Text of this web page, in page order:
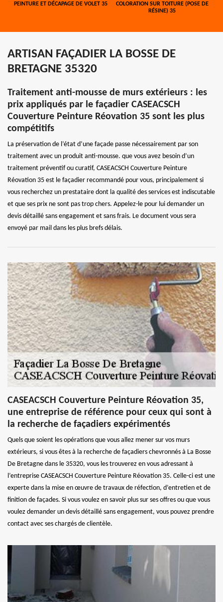
PEINTURE ET DÉCAPAGE DE VOLET 35
COLORATION SUR TOITURE (POSE DE
RÉSINE) 35
ARTISAN FAÇADIER LA BOSSE DE
BRETAGNE 35320
Traitement anti-mousse de murs extérieurs : les
prix appliqués par le façadier CASEACSCH
Couverture Peinture Réovation 35 sont les plus
compétitifs
La préservation de l’état d’une façade passe nécessairement par son
traitement avec un produit anti-mousse. que vous avez besoin d’un
traitement préventif ou curatif, CASEACSCH Couverture Peinture
Réovation 35 est le façadier recommandé pour vous, principalement si
vous recherchez un prestataire dont la qualité des services est indiscutable
et que ses prix ne sont pas trop chers. Appelez-le pour lui demander un
devis détaillé sans engagement et sans frais. Le document vous sera
envoyé par mail dans les plus brefs délais.
CASEACSCH Couverture Peinture Réovation 35,
une entreprise de référence pour ceux qui sont à
la recherche de façadiers expérimentés
Quels que soient les opérations que vous allez mener sur vos murs
extérieurs, si vous êtes à la recherche de façadiers chevronnés à La Bosse
De Bretagne dans le 35320, vous les trouverez en vous adressant à
l’entreprise CASEACSCH Couverture Peinture Réovation 35. Celle-ci est une
experte dans la mise en œuvre de travaux de réfection, d’entretien et de
finition de façades. Si vous voulez en savoir plus sur ses offres ou que vous
voulez demander un devis détaillé sans engagement, vous pouvez prendre
contact avec ses chargés de clientèle.